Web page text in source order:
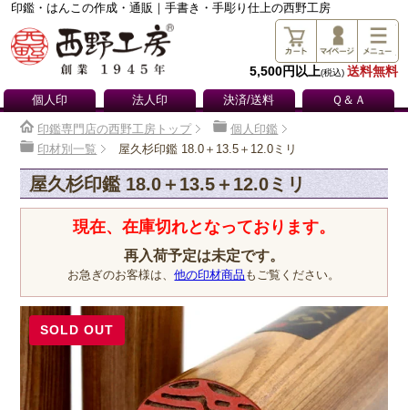
印鑑・はんこの作成・通販｜手書き・手彫り仕上の西野工房
5,500円以上(税込) 送料無料
個人印 法人印 決済/送料 Ｑ＆Ａ
印鑑専門店の西野工房トップ
個人印鑑
印材別一覧
屋久杉印鑑 18.0＋13.5＋12.0ミリ
屋久杉印鑑 18.0＋13.5＋12.0ミリ
現在、在庫切れとなっております。
再入荷予定は未定です。
お急ぎのお客様は、他の印材商品 もご覧ください。
SOLD OUT